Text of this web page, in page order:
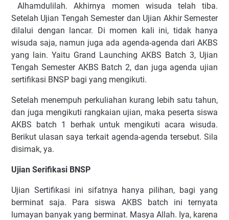
Alhamdulilah. Akhirnya momen wisuda telah tiba.
Setelah Ujian Tengah Semester dan Ujian Akhir Semester
dilalui dengan lancar. Di momen kali ini, tidak hanya
wisuda saja, namun juga ada agenda-agenda dari AKBS
yang lain. Yaitu Grand Launching AKBS Batch 3, Ujian
Tengah Semester AKBS Batch 2, dan juga agenda ujian
sertifikasi BNSP bagi yang mengikuti.
Setelah menempuh perkuliahan kurang lebih satu tahun,
dan juga mengikuti rangkaian ujian, maka peserta siswa
AKBS batch 1 berhak untuk mengikuti acara wisuda.
Berikut ulasan saya terkait agenda-agenda tersebut. Sila
disimak, ya.
Ujian Serifikasi BNSP
Ujian Sertifikasi ini sifatnya hanya pilihan, bagi yang
berminat saja. Para siswa AKBS batch ini ternyata
lumayan banyak yang berminat. Masya Allah. Iya, karena